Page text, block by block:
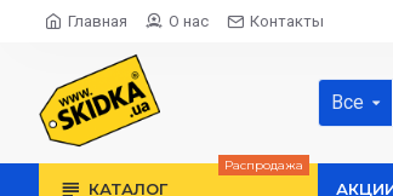
Главная О нас Контакты
Все
КАТАЛОГ
Распродажа